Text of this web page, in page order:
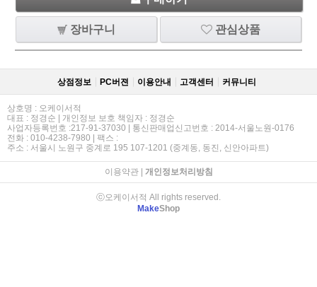
장바구니 관심상품
상점정보 PC버젼 이용안내 고객센터 커뮤니티
상호명 : 오케이서적
대표 : 정경순 | 개인정보 보호 책임자 : 정경순
사업자등록번호 :217-91-37030 | 통신판매업신고번호 : 2014-서울노원-0176
전화 : 010-4238-7980 | 팩스 :
주소 : 서울시 노원구 중계로 195 107-1201 (중계동, 동진, 신안아파트)
이용약관| 개인정보처리방침
ⓒ오케이서적 All rights reserved.
MakeShop